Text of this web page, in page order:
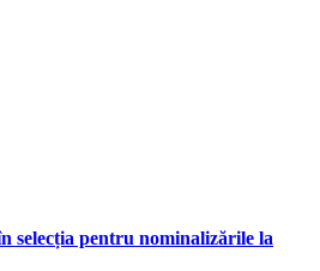
selecția pentru nominalizările la